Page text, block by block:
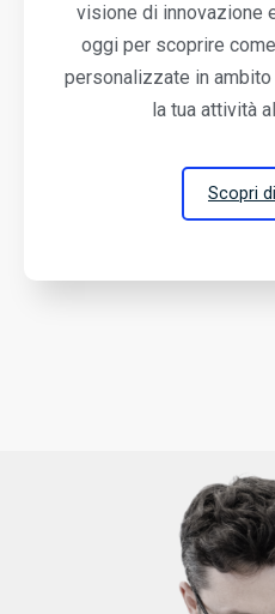
visione di innovazione
oggi per scoprire
personalizzate in
la tua attività
Scopri